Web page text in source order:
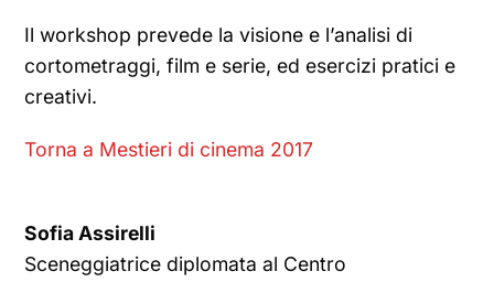
Il workshop prevede la visione e l’analisi di
cortometraggi, film e serie, ed esercizi pratici e
creativi.
Torna a Mestieri di cinema 2017
Sofia Assirelli
Sceneggiatrice diplomata al Centro